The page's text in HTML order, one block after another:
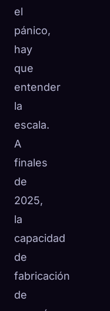
el
pánico,
hay
que
entender
la
escala.
A
finales
de
2025,
la
capacidad
de
fabricación
de